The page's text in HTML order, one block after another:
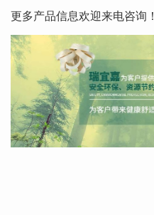
更多产品信息欢迎来电咨询！